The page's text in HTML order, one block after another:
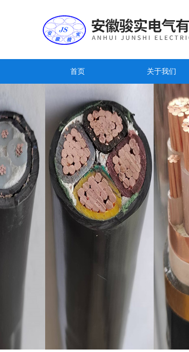
首页 关于我们